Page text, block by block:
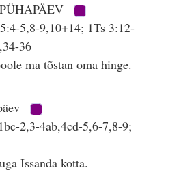
5,8-9,10+14; 1Ts 3:12-
36
ma tõstan oma hinge.
2,3-4ab,4cd-5,6-7,8-9;
Issanda kotta.